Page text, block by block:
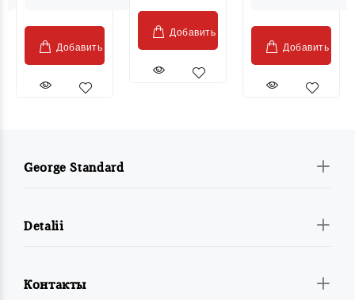
Добавить
Добавить
Добавить
George Standard
Detalii
Контакты